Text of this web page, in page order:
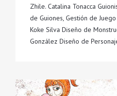
Zhile. Catalina Tonacca
de Guiones, Gestión de
Koke Silva Diseño de
González Diseño de